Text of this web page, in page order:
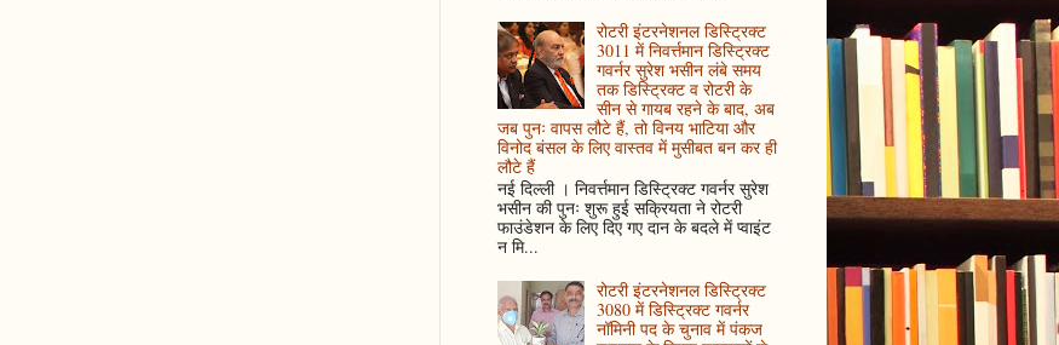
रोटरी इंटरनेशनल डिस्ट्रिक्ट
3011 में निवर्त्तमान डिस्ट्रिक्ट
गवर्नर सुरेश भसीन लंबे समय
तक डिस्ट्रिक्ट व रोटरी के
सीन से गायब रहने के बाद, अब
जब पुनः वापस लौटे हैं, तो विनय भाटिया और
विनोद बंसल के लिए वास्तव में मुसीबत बन कर ही
लौटे हैं
नई दिल्ली । निवर्त्तमान डिस्ट्रिक्ट गवर्नर सुरेश
भसीन की पुनः शुरू हुई सक्रियता ने रोटरी
फाउंडेशन के लिए दिए गए दान के बदले में प्वाइंट
न मि...
रोटरी इंटरनेशनल डिस्ट्रिक्ट
3080 में डिस्ट्रिक्ट गवर्नर
नॉमिनी पद के चुनाव में पंकज